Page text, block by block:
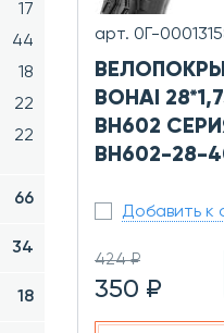
17
44
18
22
22
66
34
18
арт. 0Г-
BOHAI
BH602
BH602-28-
Добавить к
424 ₽
350 ₽